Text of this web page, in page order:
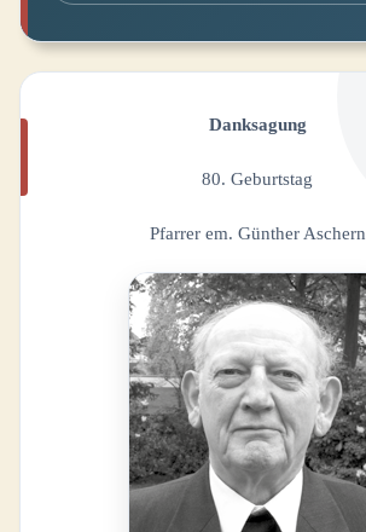
Danksagung
80. Geburtstag
Pfarrer em. Günther Aschern